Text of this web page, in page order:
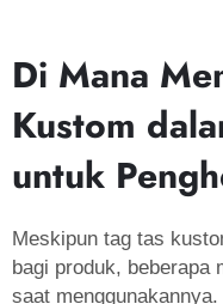
Di Mana
Kustom
untuk
Meskipun tag tas
bagi produk, beberapa
saat